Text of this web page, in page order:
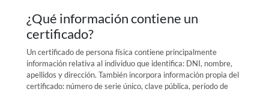
¿Qué información contiene un
certificado?
Un certificado de persona física contiene principalmente
información relativa al individuo que identifica: DNI, nombre,
apellidos y dirección. También incorpora información propia del
certificado: número de serie único, clave pública, período de